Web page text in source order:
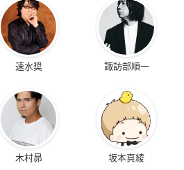
速水奨 諏訪部順一
木村昴 坂本真綾